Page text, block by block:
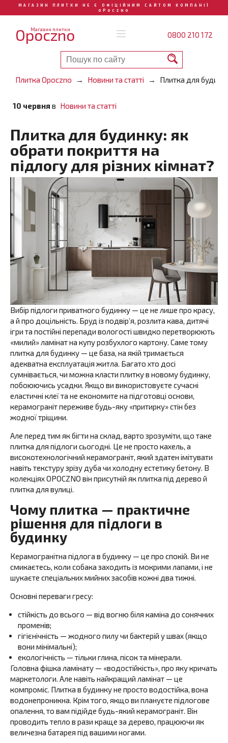
МАГАЗИН ПЛИТКИ НЕ Є ОФІЦІЙНИМ САЙТОМ КОМПАНІЇ
OPOCZNO
Магазин плитки
Opoczno 0800 210 172
Плитка Opoczno Новини та статті Плитка для
10 червня в Новини та статті
Плитка для будинку: як
обрати покриття на
підлогу для різних кімнат?
Вибір підлоги приватного будинку — це не лише про красу,
а й про доцільність. Бруд із подвір’я, розлита кава, дитячі
ігри та постійні перепади вологості швидко перетворюють
«милий» ламінат на купу розбухлого картону. Саме тому
плитка для будинку — це база, на якій тримається
адекватна експлуатація житла. Багато хто досі
сумнівається, чи можна класти плитку в новому будинку,
побоюючись усадки. Якщо ви використовуєте сучасні
еластичні клеї та не економите на підготовці основи,
керамограніт переживе будь-яку «притирку» стін без
жодної тріщини.
Але перед тим як бігти на склад, варто зрозуміти, що таке
плитка для підлоги сьогодні. Це не просто кахель, а
високотехнологічний керамограніт, який здатен імітувати
навіть текстуру зрізу дуба чи холодну естетику бетону. В
колекціях OPOCZNO він присутній як плитка під дерево й
плитка для вулиці.
Чому плитка — практичне
рішення для підлоги в
будинку
Керамогранітна підлога в будинку — це про спокій. Ви не
смикаєтесь, коли собака заходить із мокрими лапами, і не
шукаєте спеціальних мийних засобів кожні два тижні.
Основні переваги гресу:
стійкість до всього — від вогню біля каміна до сонячних
променів;
гігієнічність — жодного пилу чи бактерій у швах (якщо
вони мінімальні);
екологічність — тільки глина, пісок та мінерали.
Головна фішка ламінату — «водостійкість», про яку кричать
маркетологи. Але навіть найкращий ламінат — це
компроміс. Плитка в будинку не просто водостійка, вона
водонепроникна. Крім того, якщо ви плануєте підлогове
опалення, то вам підійде будь-який керамограніт. Він
проводить тепло в рази краще за дерево, працюючи як
величезна батарея під вашими ногами.